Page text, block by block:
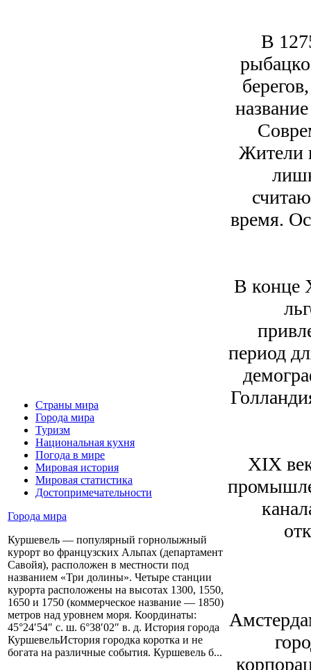
Страны мира
Города мира
Туризм
Национальная кухня
Погода в мире
Мировая история
Мировая статистика
Достопримечательности
Города мира
Куршевель — популярный горнолыжный
курорт во французских Альпах (департамент
Савойя), расположен в местности под
названием «Три долины». Четыре станции
курорта расположены на высотах 1300, 1550,
1650 и 1750 (коммерческое название — 1850)
метров над уровнем моря. Координаты:
45°24′54″ с. ш. 6°38′02″ в. д. История города
КуршевельИстория городка коротка и не
богата на различные события. Куршевель б...
В
Жители
время.
В конце
период
XIX